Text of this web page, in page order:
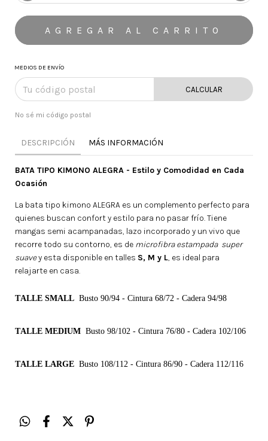
MEDIOS DE ENVÍO
CALCULAR
No sé mi código postal
DESCRIPCIÓN MÁS INFORMACIÓN
BATA TIPO KIMONO ALEGRA - Estilo y Comodidad en Cada
Ocasión
La bata tipo kimono ALEGRA es un complemento perfecto para
quienes buscan confort y estilo para no pasar frío. Tiene
mangas semi acampanadas, lazo incorporado y un vivo que
recorre todo su contorno, es de microfibra estampada super
suavey esta disponible en talles S, M y L, es ideal para
relajarte en casa.
TALLE SMALL Busto 90/94 - Cintura 68/72 - Cadera 94/98
TALLE MEDIUM Busto 98/102 - Cintura 76/80 - Cadera 102/106
TALLE LARGE Busto 108/112 - Cintura 86/90 - Cadera 112/116